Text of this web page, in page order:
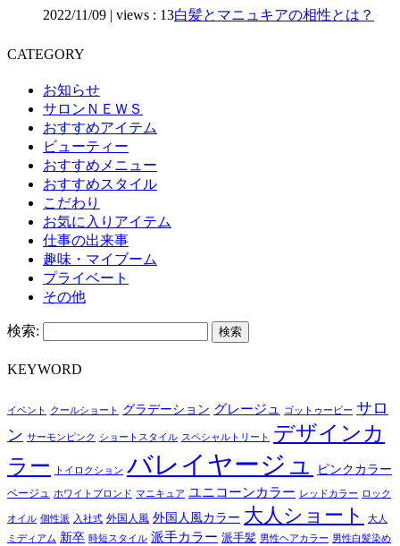
2022/11/09 | views : 13白髪とマニュキアの相性とは？
CATEGORY
お知らせ
サロンＮＥＷＳ
おすすめアイテム
ビューティー
おすすめメニュー
おすすめスタイル
こだわり
お気に入りアイテム
仕事の出来事
趣味・マイブーム
プライベート
その他
検索:
KEYWORD
イベント クールショート グラデーション グレージュ ゴットゥービー サロ
ン サーモンピンク ショートスタイル スペシャルトリート
デザインカ
ラー
トイロクション バレイヤージュ ピンクカラー
ベージュ ホワイトブロンド マニキュア ユニコーンカラー レッドカラー ロック
オイル 個性派 入社式 外国人風 外国人風カラー 大人ショート
大人
ミディアム 新卒 時短スタイル 派手カラー 派手髪 男性ヘアカラー 男性白髪染め